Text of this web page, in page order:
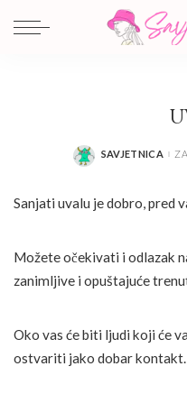
POSTED
SAVJETNICA
Sanjati uvalu je dobro, pred
Možete očekivati i odlazak
zanimljive i opuštajuće
Oko vas će biti ljudi koji će
ostvariti jako dobar kontakt.